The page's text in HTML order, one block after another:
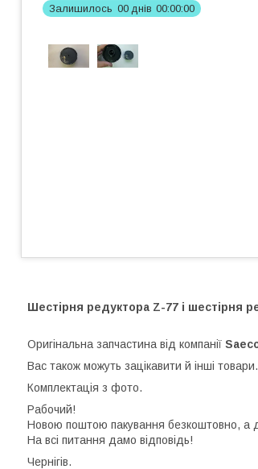
Залишилось 00 днів 00 00 00
Шестірня редуктора Z-77 і шестірня
Оригінальна запчастина від компанії
Вас також можуть зацікавити й інші товари.
Комплектація з фото.
Рабочий!
Новою поштою пакування безкоштовно, а
На всі питання дамо відповідь!
Чернігів.